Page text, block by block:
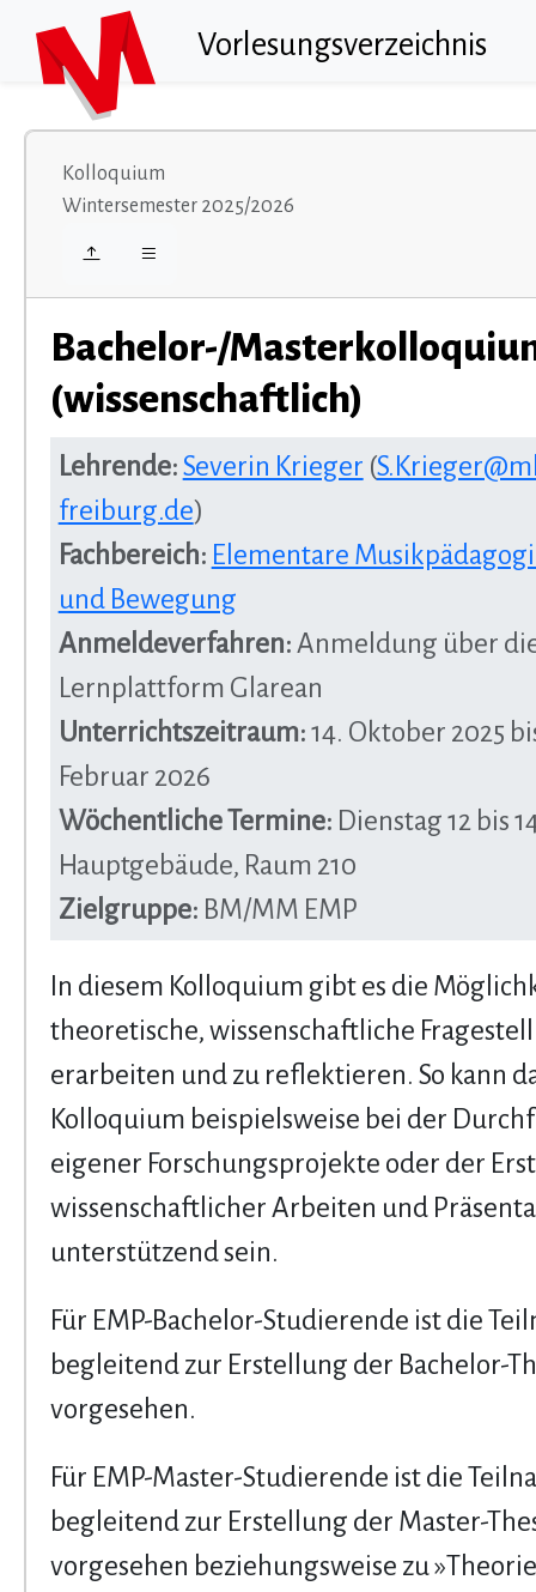
Vorlesungsverzeichnis
Kolloquium
Wintersemester 2025/2026
Bachelor-/
(wissenschaftlich)
Lehrende: Severin Krieger (
freiburg.de)
Fachbereich: Elementare
und Bewegung
Anmeldeverfahren: Anmeldung über
Lernplattform Glarean
Unterrichtszeitraum: 14. Oktober 2025
Februar 2026
Wöchentliche Termine: Dienstag 12 bis
Hauptgebäude, Raum 210
Zielgruppe: BM/MM EMP
In diesem Kolloquium gibt es die
theoretische, wissenschaftliche
erarbeiten und zu reflektieren. So kann
Kolloquium beispielsweise bei der
eigener Forschungsprojekte oder der
wissenschaftlicher Arbeiten und
unterstützend sein.
Für EMP-Bachelor-Studierende ist die
begleitend zur Erstellung der Bachelor-
vorgesehen.
Für EMP-Master-Studierende ist die
begleitend zur Erstellung der Master-
vorgesehen beziehungsweise zu